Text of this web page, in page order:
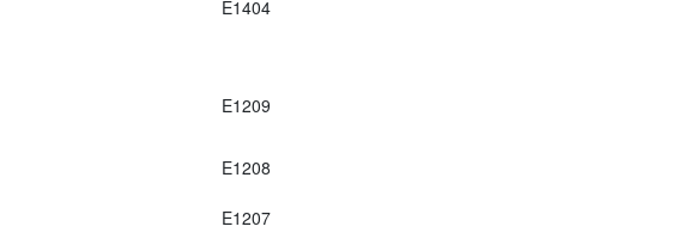
E1404
E1209
E1208
E1207